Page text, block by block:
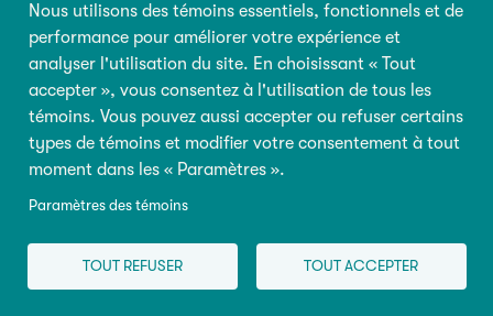
Nous utilisons des témoins essentiels, fonctionnels et de
performance pour améliorer votre expérience et
analyser l'utilisation du site. En choisissant « Tout
accepter », vous consentez à l'utilisation de tous les
témoins. Vous pouvez aussi accepter ou refuser certains
types de témoins et modifier votre consentement à tout
moment dans les « Paramètres ».
Paramètres des témoins
TOUT REFUSER TOUT ACCEPTER
la culture de destination. L’acculturation oblige
donc les parents à composer avec les cognitions
et les pratiques parentales des deux cultures. La
manière dont les gens s’acculturent, le degré
auquel ils s’adaptent et leurs cheminements
d’adaptation présentent des différences
individuelles et collectives importantes. Compte
tenu de l’essor de la migration internationale au
siècle, de plus amples études sont